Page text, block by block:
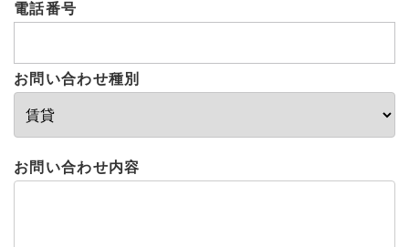
電話番号
お問い合わせ種別
お問い合わせ内容